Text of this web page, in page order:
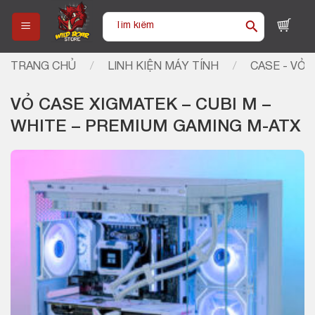
content
Tìm
TRANG CHỦ / LINH KIỆN MÁY TÍNH / CASE - VỎ
VỎ CASE XIGMATEK – CUBI M –
WHITE – PREMIUM GAMING M-ATX